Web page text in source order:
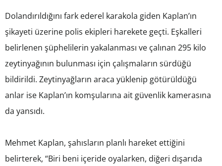
Dolandırıldığını fark ederel karakola giden Kaplan’ın
şikayeti üzerine polis ekipleri harekete geçti. Eşkalleri
belirlenen şüphelilerin yakalanması ve çalınan 295 kilo
zeytinyağının bulunması için çalışmaların sürdüğü
bildirildi. Zeytinyağların araca yüklenip götürüldüğü
anlar ise Kaplan’ın komşularına ait güvenlik kamerasına
da yansıdı.
Mehmet Kaplan, şahısların planlı hareket ettiğini
belirterek, “Biri beni içeride oyalarken, diğeri dışarıda